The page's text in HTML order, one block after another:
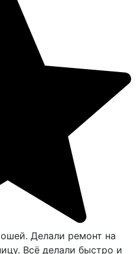
Делали ремонт на
Всё делали быстро и